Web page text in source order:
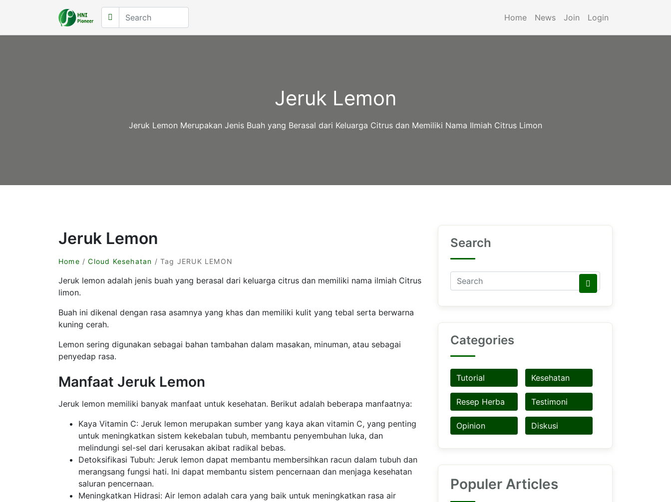
Home News Join Login
Jeruk Lemon
Jeruk Lemon Merupakan Jenis Buah yang Berasal dari Keluarga Citrus dan Memiliki Nama Ilmiah Citrus Limon
Jeruk Lemon
Home /Cloud Kesehatan / Tag JERUK LEMON
Jeruk lemon adalah jenis buah yang berasal dari keluarga citrus dan memiliki nama ilmiah Citrus
limon.
Buah ini dikenal dengan rasa asamnya yang khas dan memiliki kulit yang tebal serta berwarna
kuning cerah.
Lemon sering digunakan sebagai bahan tambahan dalam masakan, minuman, atau sebagai
penyedap rasa.
Manfaat Jeruk Lemon
Jeruk lemon memiliki banyak manfaat untuk kesehatan. Berikut adalah beberapa manfaatnya:
Kaya Vitamin C: Jeruk lemon merupakan sumber yang kaya akan vitamin C, yang penting
untuk meningkatkan sistem kekebalan tubuh, membantu penyembuhan luka, dan
melindungi sel-sel dari kerusakan akibat radikal bebas.
Detoksifikasi Tubuh: Jeruk lemon dapat membantu membersihkan racun dalam tubuh dan
merangsang fungsi hati. Ini dapat membantu sistem pencernaan dan menjaga kesehatan
saluran pencernaan.
Meningkatkan Hidrasi: Air lemon adalah cara yang baik untuk meningkatkan rasa air
Search
Categories
Tutorial Kesehatan
Resep Herba Testimoni
Opinion Diskusi
Populer Articles